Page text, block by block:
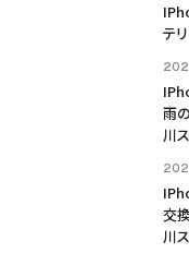
テ
雨
川
交
川